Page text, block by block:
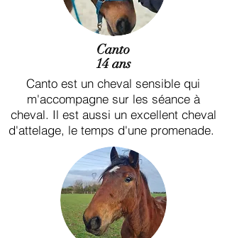
Canto
14 ans
Canto est un cheval sensible qui
m'accompagne sur les séance à
cheval. Il est aussi un excellent cheval
d'attelage, le temps d'une promenade.